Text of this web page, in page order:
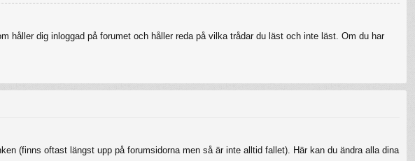
dig inloggad på forumet och håller reda på vilka trådar du läst och inte läst. Om du har
(finns oftast längst upp på forumsidorna men så är inte alltid fallet). Här kan du ändra alla dina